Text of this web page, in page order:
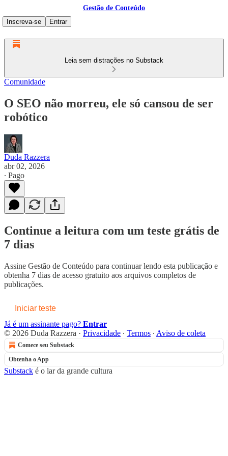
Gestão de Conteúdo
Inscreva-se
Entrar
Leia sem distrações no Substack
Comunidade
O SEO não morreu, ele só cansou de ser
robótico
Duda Razzera
abr 02, 2026
∙ Pago
Continue a leitura com um teste grátis de
7 dias
Assine Gestão de Conteúdo para continuar lendo esta publicação e
obtenha 7 dias de acesso gratuito aos arquivos completos de
publicações.
Iniciar teste
Já é um assinante pago? Entrar
© 2026 Duda Razzera · Privacidade ∙ Termos ∙ Aviso de coleta
Comece seu Substack
Obtenha o App
Substack é o lar da grande cultura